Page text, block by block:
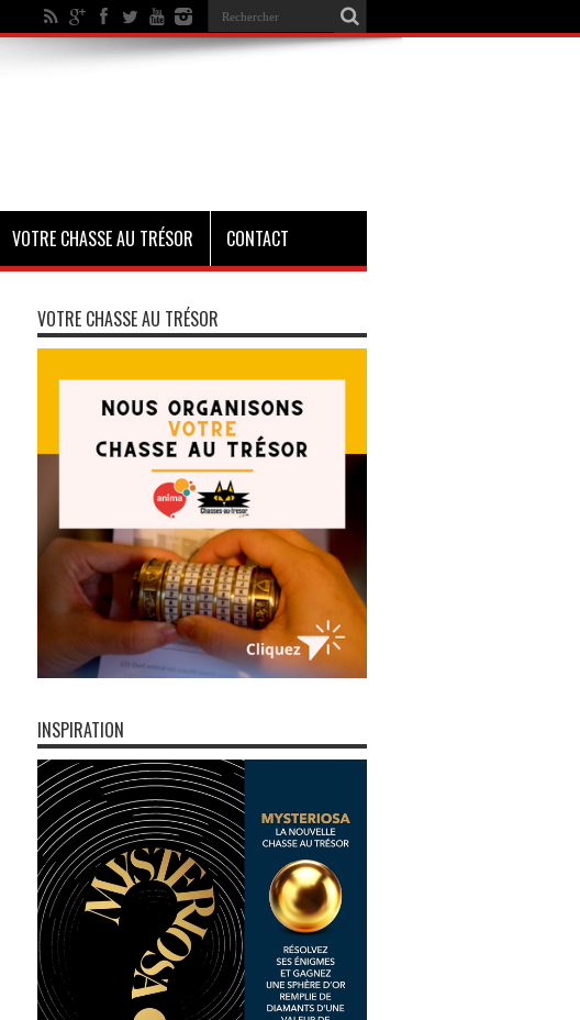
VOTRE CHASSE AU TRÉSOR CONTACT
VOTRE CHASSE AU TRÉSOR
INSPIRATION